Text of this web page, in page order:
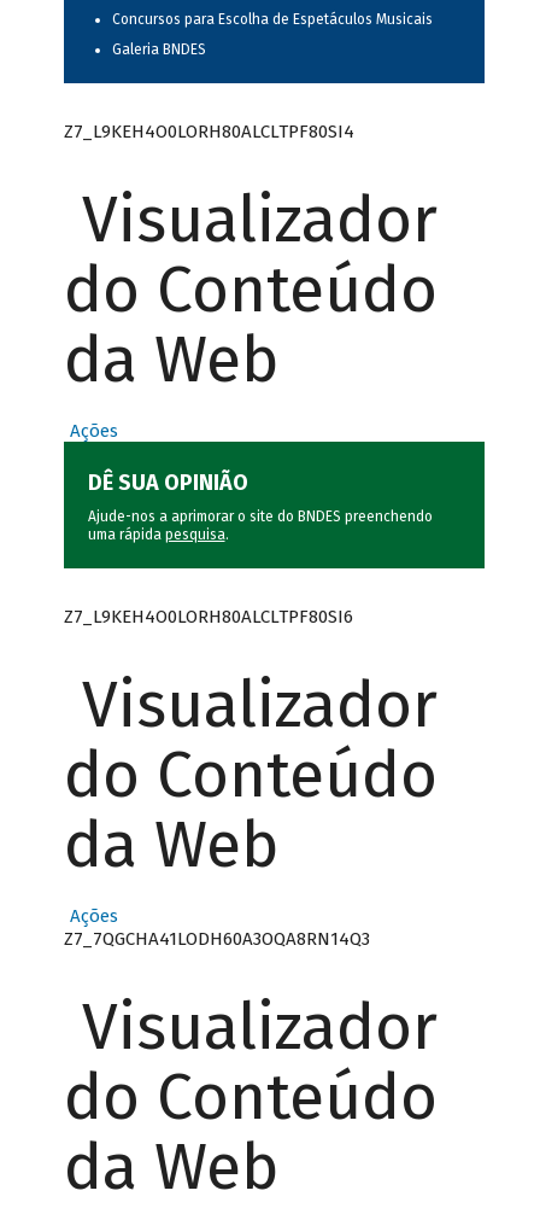
Concursos para Escolha de Espetáculos Musicais
Galeria BNDES
Z7_L9KEH4O0LORH80ALCLTPF80SI4
Visualizador
do Conteúdo
da Web
Ações
DÊ SUA OPINIÃO
Ajude-nos a aprimorar o site do BNDES preenchendo
uma rápida pesquisa.
Z7_L9KEH4O0LORH80ALCLTPF80SI6
Visualizador
do Conteúdo
da Web
Ações
Z7_7QGCHA41LODH60A3OQA8RN14Q3
Visualizador
do Conteúdo
da Web